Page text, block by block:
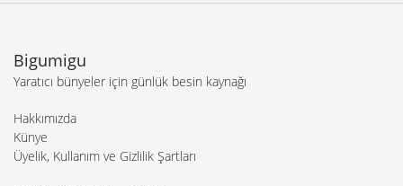
Bigumigu
Yaratıcı bünyeler için günlük besin kaynağı
Hakkımızda
Künye
Üyelik, Kullanım ve Gizlilik Şartları